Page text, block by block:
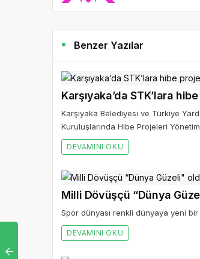
Benzer Yazılar
Karşıyaka’da STK’lara
Karşıyaka Belediyesi ve Türkiye
Kuruluşlarında Hibe Projeleri
DEVAMINI OKU
Milli Dövüşçü “Dünya
Spor dünyası renkli dünyaya yeni bir
DEVAMINI OKU